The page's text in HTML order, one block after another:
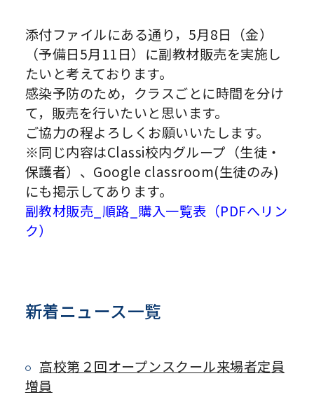
添付ファイルにある通り，5月8日（金）
（予備日5月11日）に副教材販売を実施し
たいと考えております。
感染予防のため，クラスごとに時間を分け
て，販売を行いたいと思います。
ご協力の程よろしくお願いいたします。
※同じ内容はClassi校内グループ（生徒・
保護者）、Google classroom(生徒のみ)
にも掲示してあります。
副教材販売_順路_購入一覧表（PDFへリン
ク）
新着ニュース一覧
高校第２回オープンスクール来場者定員
増員